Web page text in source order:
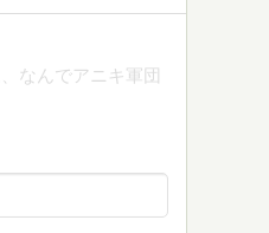
なんでアニキ軍団